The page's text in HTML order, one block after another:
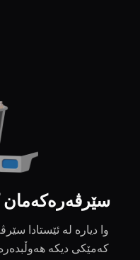
سێرڤەرەکەمان
وا دیارە لە ئێستادا
کەمێکی دیکە